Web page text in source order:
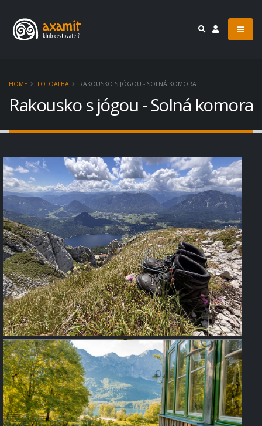
HOME FOTOALBA RAKOUSKO S JÓGOU - SOLNÁ KOMORA
Rakousko s jógou - Solná komora